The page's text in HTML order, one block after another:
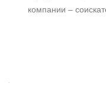
компании –